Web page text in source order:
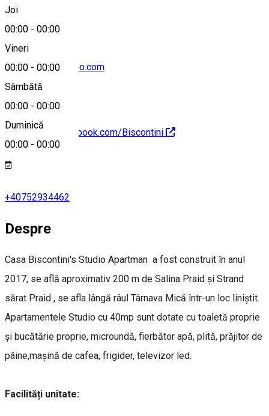
Joi
00:00 - 00:00
Vineri
00:00 - 00:00
Sâmbătă
00:00 - 00:00
Duminică
00:00 - 00:00
biscontiniz@yahoo.com
https://www.facebook.com/Biscontini
+40752934462
Despre
Casa Biscontini's Studio Apartman a fost construit în anul
2017, se află aproximativ 200 m de Salina Praid și Strand
sărat Praid , se afla lângă râul Târnava Mică într-un loc liniștit.
Apartamentele Studio cu 40mp sunt dotate cu toaletă proprie
și bucătărie proprie, microundă, fierbător apă, plită, prăjitor de
pâine,mașină de cafea, frigider, televizor led.
Facilități unitate: